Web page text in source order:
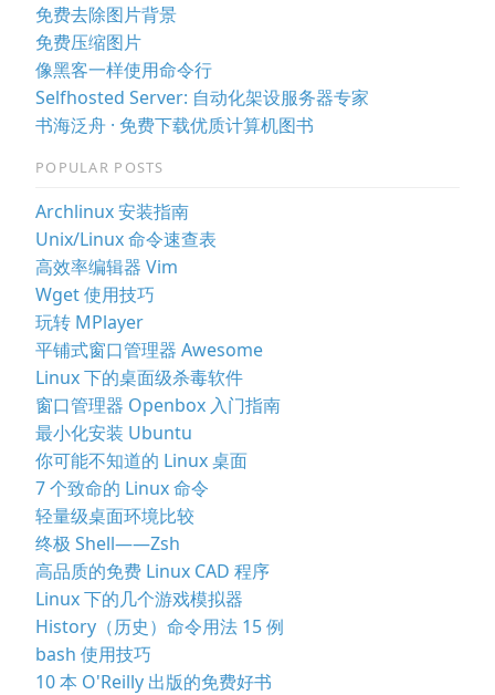
免费去除图片背景
免费压缩图片
像黑客一样使用命令行
Selfhosted Server: 自动化架设服务器专家
书海泛舟 · 免费下载优质计算机图书
POPULAR POSTS
Archlinux 安装指南
Unix/Linux 命令速查表
高效率编辑器 Vim
Wget 使用技巧
玩转 MPlayer
平铺式窗口管理器 Awesome
Linux 下的桌面级杀毒软件
窗口管理器 Openbox 入门指南
最小化安装 Ubuntu
你可能不知道的 Linux 桌面
7 个致命的 Linux 命令
轻量级桌面环境比较
终极 Shell——Zsh
高品质的免费 Linux CAD 程序
Linux 下的几个游戏模拟器
History（历史）命令用法 15 例
bash 使用技巧
10 本 O'Reilly 出版的免费好书